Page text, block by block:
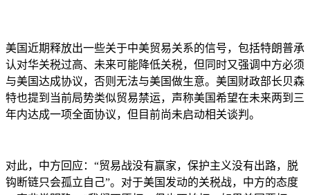
美国近期释放出一些关于中美贸易关系的信号，包括特朗普承
认对华关税过高、未来可能降低关税，但同时又强调中方必须
与美国达成协议，否则无法与美国做生意。美国财政部长贝森
特也提到当前局势类似贸易禁运，声称美国希望在未来两到三
年内达成一项全面协议，但目前尚未启动相关谈判。
对此，中方回应：“贸易战没有赢家，保护主义没有出路，脱
钩断链只会孤立自己”。对于美国发动的关税战，中方的态度